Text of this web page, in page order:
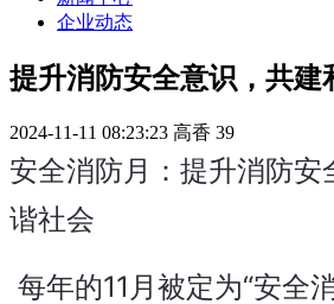
企业动态
提升消防安全意识，共建
2024-11-11 08:23:23 高香 39
安全消防月：提升消防安
谐社会